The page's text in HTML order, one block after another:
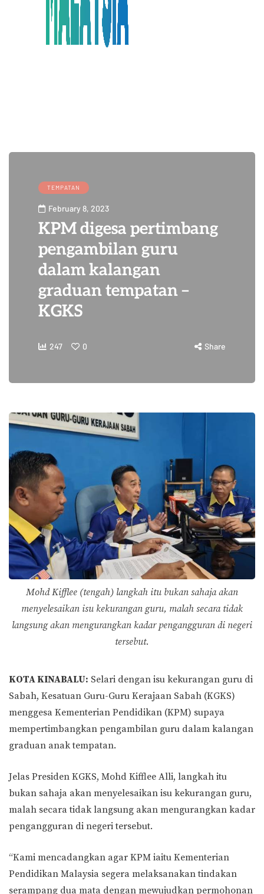
TEMPATAN
February 8, 2023
KPM digesa pertimbang
pengambilan guru
dalam kalangan
graduan tempatan –
KGKS
247 0 Share
Mohd Kifflee (tengah) langkah itu bukan sahaja akan
menyelesaikan isu kekurangan guru, malah secara tidak
langsung akan mengurangkan kadar pengangguran di negeri
tersebut.
KOTA KINABALU: Selari dengan isu kekurangan guru di
Sabah, Kesatuan Guru-Guru Kerajaan Sabah (KGKS)
menggesa Kementerian Pendidikan (KPM) supaya
mempertimbangkan pengambilan guru dalam kalangan
graduan anak tempatan.
Jelas Presiden KGKS, Mohd Kifflee Alli, langkah itu
bukan sahaja akan menyelesaikan isu kekurangan guru,
malah secara tidak langsung akan mengurangkan kadar
pengangguran di negeri tersebut.
“Kami mencadangkan agar KPM iaitu Kementerian
Pendidikan Malaysia segera melaksanakan tindakan
serampang dua mata dengan mewujudkan permohonan